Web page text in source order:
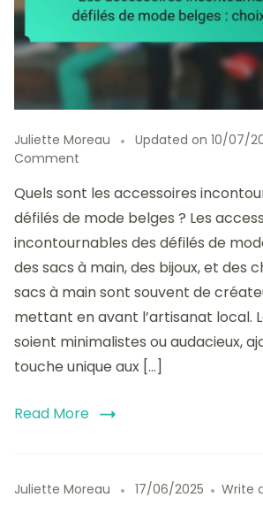
Juliette Moreau Updated on 10/07/
Comment
accessoires
incontournables
défilés
de
mode
:
choix
et
styles
Quels sont les accessoires
défilés de mode belges ? Les
incontournables des défilés de
des sacs à main, des bijoux, et des
sacs à main sont souvent de
mettant en avant l’artisanat local.
soient minimalistes ou audacieux,
touche unique aux […]
Read More
Juliette Moreau 17/06/2025 Write